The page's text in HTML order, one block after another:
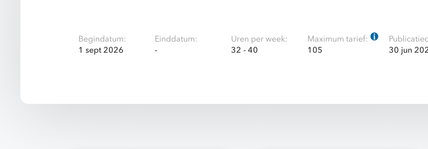
Begindatum:
1 sept 2026
Einddatum:
-
Uren per week:
32 - 40
Maximum tarief:
105
30 jun